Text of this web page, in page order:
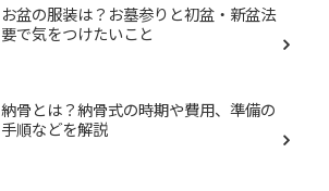
お盆の服装は？お墓参りと初盆・新盆法
要で気をつけたいこと
納骨とは？納骨式の時期や費用、準備の
手順などを解説